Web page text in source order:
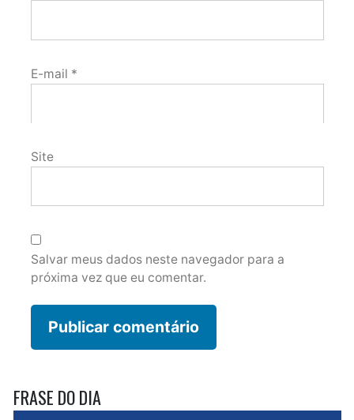
E-mail *
Site
Salvar meus dados neste navegador para a
próxima vez que eu comentar.
FRASE DO DIA